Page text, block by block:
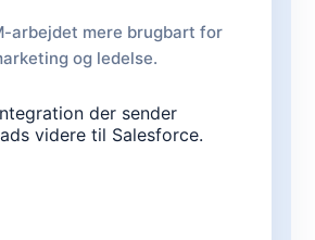
arbejdet mere brugbart for
og ledelse.